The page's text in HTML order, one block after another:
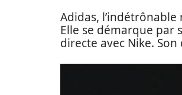
Adidas, l’indétrônable
Elle se démarque par
directe avec Nike. Son